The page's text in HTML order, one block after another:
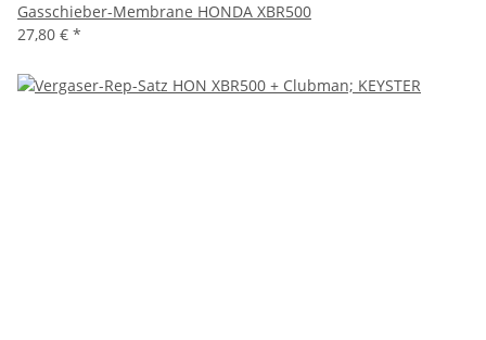
Gasschieber-Membrane HONDA XBR500
27,80 € *